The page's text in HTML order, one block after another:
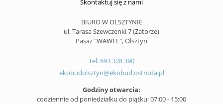
Skontaktuj się z nami
BIURO W OLSZTYNIE
ul. Tarasa Szewczenki 7 (Zatorze)
Pasaż "WAWEL", Olsztyn
Tel. 693 328 390
ekobudolsztyn@ekobud.ostroda.pl
Godziny otwarcia:
codziennie od poniedziałku do piątku: 07:00 - 15:00